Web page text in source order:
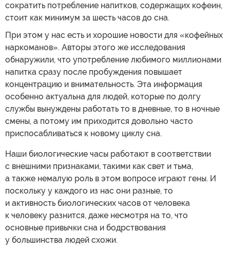
сократить потребление напитков, содержащих кофеин,
стоит как минимум за шесть часов до сна.
При этом у нас есть и хорошие новости для «кофейных
наркоманов». Авторы этого же исследования
обнаружили, что употребление любимого миллионами
напитка сразу после пробуждения повышает
концентрацию и внимательность. Эта информация
особенно актуальна для людей, которые по долгу
службы вынуждены работать то в дневные, то в ночные
смены, а потому им приходится довольно часто
приспосабливаться к новому циклу сна.
Наши биологические часы работают в соответствии
с внешними признаками, такими как свет и тьма,
а также немалую роль в этом вопросе играют гены. И
поскольку у каждого из нас они разные, то
и активность биологических часов от человека
к человеку разнится, даже несмотря на то, что
основные привычки сна и бодрствования
у большинства людей схожи.